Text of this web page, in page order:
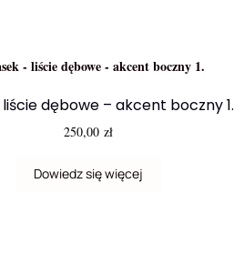
liście dębowe – akcent boczny 1.
250,00zł
Dowiedz się więcej